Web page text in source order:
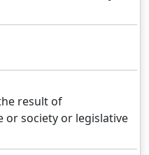
result of
society or legislative